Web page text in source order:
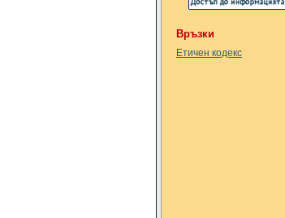
Връзки
Етичен кодекс